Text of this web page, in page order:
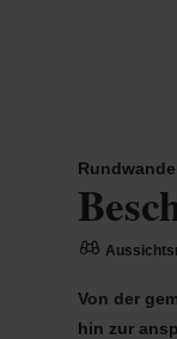
Von der
hin zur